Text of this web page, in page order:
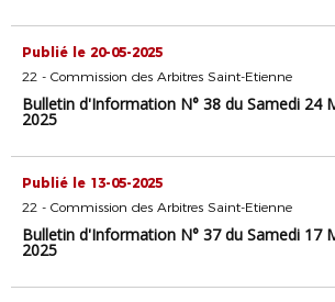
Publié le 20-05-2025
22 - Commission des Arbitres Saint-Etienne
Bulletin d'Information N° 38 du Samedi 24
2025
Publié le 13-05-2025
22 - Commission des Arbitres Saint-Etienne
Bulletin d'Information N° 37 du Samedi 17
2025